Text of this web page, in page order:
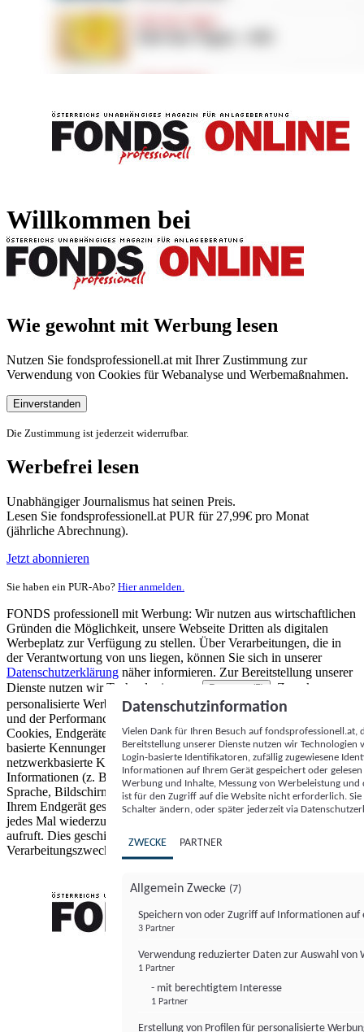
Willkommen bei
Wie gewohnt mit Werbung lesen
Nutzen Sie fondsprofessionell.at mit Ihrer Zustimmung zur
Verwendung von Cookies für Webanalyse und Werbemaßnahmen.
Einverstanden
Die Zustimmung ist jederzeit widerrufbar.
Werbefrei lesen
Unabhängiger Journalismus hat seinen Preis.
Lesen Sie fondsprofessionell.at PUR für 27,99€ pro Monat
(jährliche Abrechnung).
Jetzt abonnieren
Sie haben ein PUR-Abo? Hier anmelden.
FONDS professionell mit Werbung: Wir nutzen aus wirtschaftlichen
Gründen die Möglichkeit, unsere Webseite Dritten als digitalen
Werbeplatz zur Verfügung zu stellen. Über Verarbeitungen, die in
der Verantwortung von uns liegen, können Sie sich in unserer
Datenschutzerklärung näher informieren. Zur Bereitstellung unserer
Dienste nutzen wir Technologien von
Partnern (5)
. Zwecke:
personalisierte Werbung und Inhalte, Messung von Werbeleistung
und der Performance von Inhalten sowie Zielgruppenforschung.
Cookies, Endgeräte- oder ähnliche Online-Kennungen (z. B. login-
basierte Kennungen, zufällig generierte Kennungen,
netzwerkbasierte Kennungen) können zusammen mit anderen
Informationen (z. B. Browsertyp und Browserinformationen,
Sprache, Bildschirmgröße, unterstützte Technologien usw.) auf
Ihrem Endgerät gespeichert oder von dort ausgelesen werden, um es
jedes Mal wiederzuerkennen, wenn es eine App oder einer Webseite
aufruft. Dies geschieht für einen oder mehrere der hier aufgeführten
Verarbeitungszwecke.
Datenschutzinformation
Vielen Dank für Ihren Besuch auf
Bereitstellung unserer Dienste nutzen wir Technologien
Login-basierte Identifikatoren, zufällig zugewiesene
Informationen auf Ihrem Gerät gespeichert oder
Werbung und Inhalte, Messung von Werbeleistung
ist für den Zugriff auf die Website nicht erforderlich.
Schalter ändern, oder später jederzeit via
ZWECKE PARTNER
Allgemein Zwecke (7)
Speichern von oder Zugriff auf Informationen auf
3 Partner
Verwendung reduzierter Daten zur Auswahl von
1 Partner
- mit berechtigtem Interesse
1 Partner
Erstellung von Profilen für personalisierte
FONDS professionell